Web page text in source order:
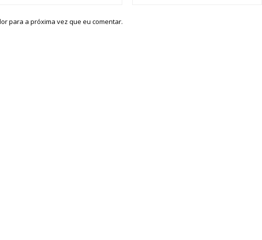
para a próxima vez que eu comentar.